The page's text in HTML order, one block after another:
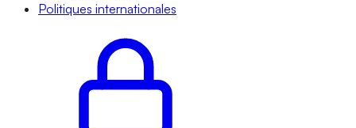
Politiques internationales